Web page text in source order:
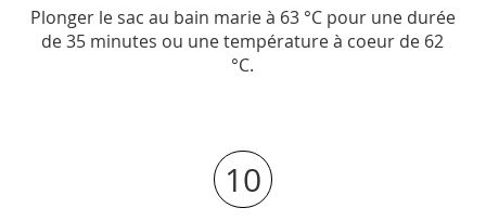
Plonger le sac au bain marie à 63 °C pour une durée
de 35 minutes ou une température à coeur de 62
°C.
10